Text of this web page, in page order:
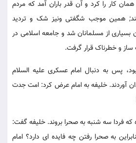
کار را کرد و آن قدر باران آمد که مردم
همین موجب شگفتی ونیز شک و تردید
بسیاری از مسلمانان شد و جامعه اسلامی در
و خطرناک قرار گرفت.
پس به دنبال امام عسکری علیه السلام
آوردند. خلیفه به امام عرض کرد: امت جدت
که فردا سه شنبه به صحرا بروند. خلیفه گفت:
به صحرا رفتن چه فایده ای دارد؟ امام